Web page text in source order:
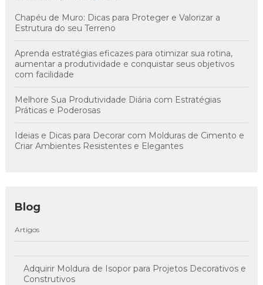
Chapéu de Muro: Dicas para Proteger e Valorizar a
Estrutura do seu Terreno
Aprenda estratégias eficazes para otimizar sua rotina,
aumentar a produtividade e conquistar seus objetivos
com facilidade
Melhore Sua Produtividade Diária com Estratégias
Práticas e Poderosas
Ideias e Dicas para Decorar com Molduras de Cimento e
Criar Ambientes Resistentes e Elegantes
Blog
Artigos
Adquirir Moldura de Isopor para Projetos Decorativos e
Construtivos